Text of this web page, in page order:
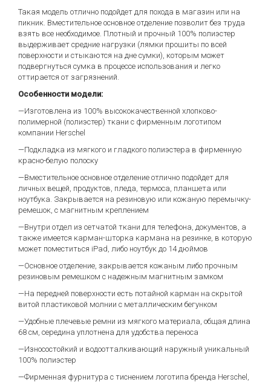
Такая модель отлично подойдет для похода в магазин или на
пикник. Вместительное основное отделение позволит без труда
взять все необходимое. Плотный и прочный 100% полиэстер
выдерживает средние нагрузки (лямки прошиты по всей
поверхности и стыкаются на дне сумки), которым может
подвергнуться сумка в процессе использования и легко
оттирается от загрязнений.
Особенности модели:
—Изготовлена из 100% высококачественной хлопково-
полимерной (полиэстер) ткани с фирменным логотипом
компании Herschel
—Подкладка из мягкого и гладкого полиэстера в фирменную
красно-белую полоску
—Вместительное основное отделение отлично подойдет для
личных вещей, продуктов, пледа, термоса, планшета или
ноутбука. Закрывается на резиновую или кожаную перемычку-
ремешок, с магнитным креплением
—Внутри отдел из сетчатой ткани для телефона, документов, а
также имеется карман-шторка кармана на резинке, в которую
может поместиться iPad, либо ноутбук до 14 дюймов
—Основное отделение, закрывается кожаным либо прочным
резиновым ремешком с надежным магнитным замком
—На передней поверхности есть потайной карман на скрытой
витой пластиковой молнии с металлическим бегунком
—Удобные плечевые ремни из мягкого материала, общая длина
68 см, середина уплотнена для удобства переноса
—Износостойкий и водоотталкивающий наружный уникальный
100% полиэстер
—Фирменная фурнитура с тиснением логотипа бренда Herschel,